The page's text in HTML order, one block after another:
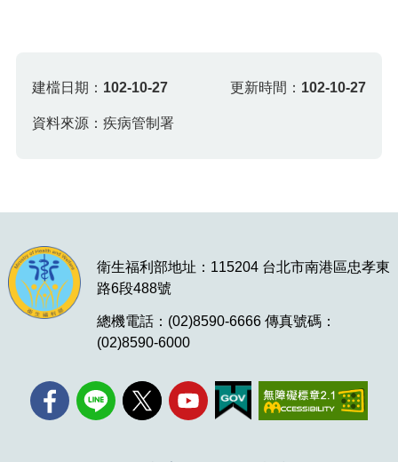
建檔日期： 102-10-27 更新時間： 102-10-27
資料來源：疾病管制署
衛生福利部地址：115204 台北市南港區忠孝東
路6段488號
總機電話：(02)8590-6666 傳真號碼：
(02)8590-6000